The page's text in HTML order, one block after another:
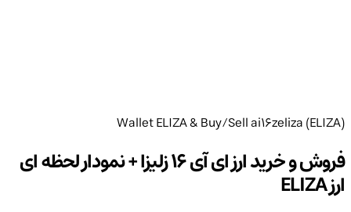
Wallet ELIZA & Buy/Sell ai16zeliza (ELIZA)
فروش و خرید ارز ای آی 16 زلیزا + نمودار لحظه ای
ارز ELIZA